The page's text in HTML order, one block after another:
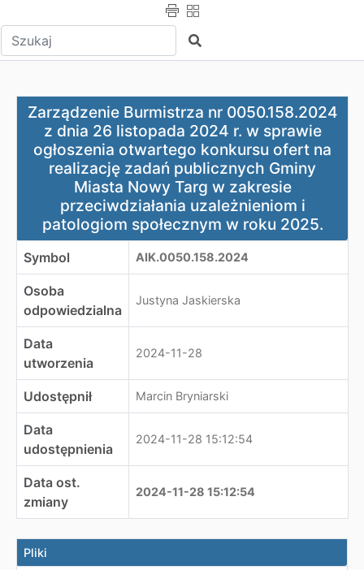
Wpisz tekst do wyszukania Szukaj
Zarządzenie Burmistrza nr 0050.158.2024 z dnia 26
Zarządzenie Burmistrza nr 0050.158.2024
z dnia 26 listopada 2024 r. w sprawie
ogłoszenia otwartego konkursu ofert na
realizację zadań publicznych Gminy
Miasta Nowy Targ w zakresie
przeciwdziałania uzależnieniom i
patologiom społecznym w roku 2025.
Symbol AIK.0050.158.2024
Osoba
odpowiedzialna
Justyna Jaskierska
Data
utworzenia
2024-11-28
Udostępnił Marcin Bryniarski
Data
udostępnienia
2024-11-28 15:12:54
Data ost.
zmiany
2024-11-28 15:12:54
Pliki